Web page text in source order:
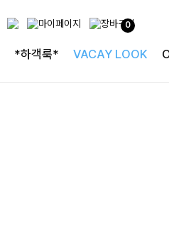
0
*하객룩* VACAY LOOK